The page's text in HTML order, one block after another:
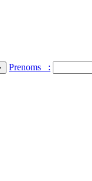
Prenoms :